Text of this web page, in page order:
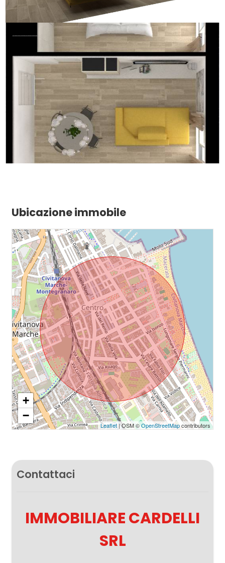
Ubicazione immobile
+
−
Leaflet| OSM ©OpenStreetMapcontributors
Contattaci
IMMOBILIARE CARDELLI
SRL